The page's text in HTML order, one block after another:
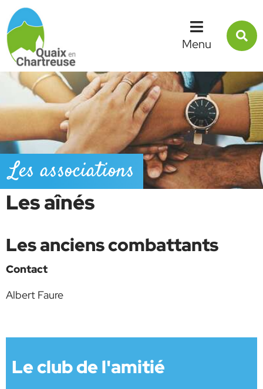
Menu
Les associations
Les aînés
Les anciens combattants
Contact
Albert Faure
Le club de l'amitié